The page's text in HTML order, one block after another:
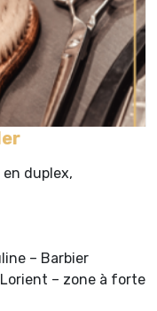
en duplex,
– Barbier
– zone à forte